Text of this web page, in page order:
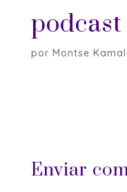
por Montse
Enviar